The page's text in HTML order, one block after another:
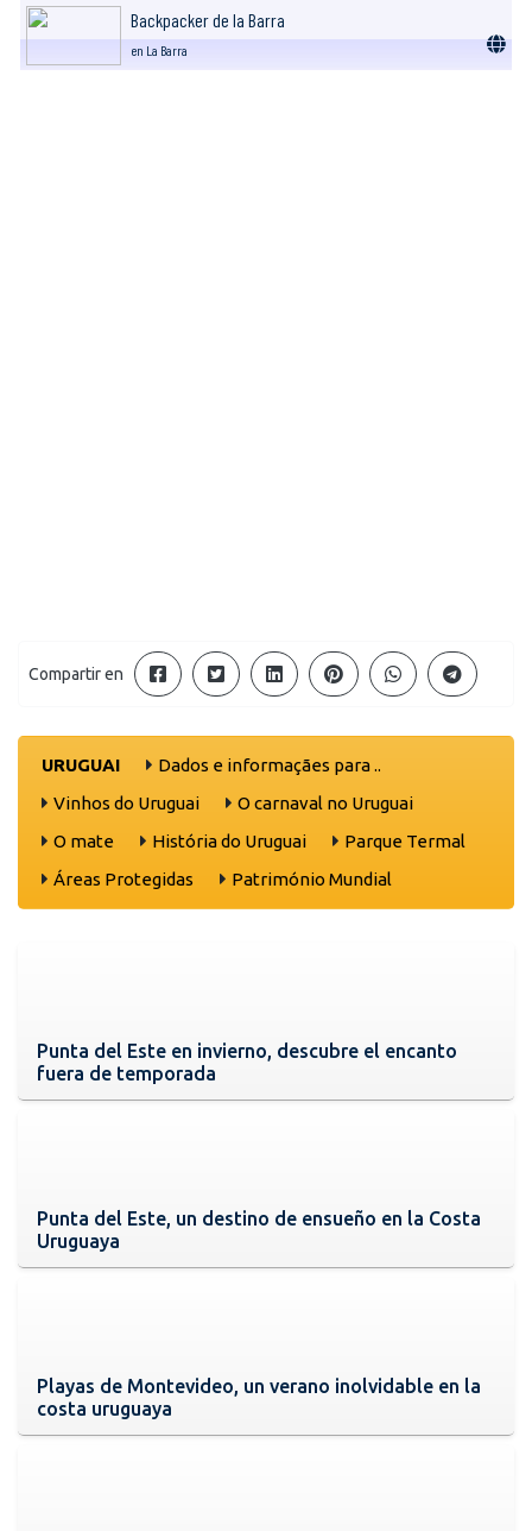
Backpacker de la Barra
en La Barra
Compartir en
URUGUAI
Dados e informaçães para ..
Vinhos do Uruguai
O carnaval no Uruguai
O mate
História do Uruguai
Parque Termal
Áreas Protegidas
Património Mundial
Punta del Este en invierno, descubre el encanto
fuera de temporada
Punta del Este, un destino de ensueño en la Costa
Uruguaya
Playas de Montevideo, un verano inolvidable en la
costa uruguaya